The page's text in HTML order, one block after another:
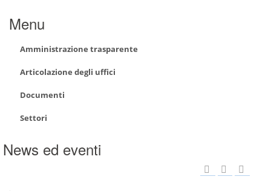
Menu
Amministrazione trasparente
Articolazione degli uffici
Documenti
Settori
News ed eventi